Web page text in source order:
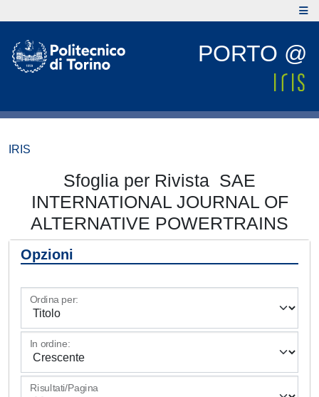
PORTO @
IRIS
Sfoglia per Rivista SAE
INTERNATIONAL JOURNAL OF
ALTERNATIVE POWERTRAINS
Opzioni
Ordina per:
In ordine:
Risultati/Pagina